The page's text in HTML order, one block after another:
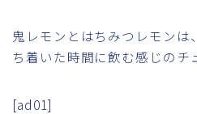
鬼レモンとはちみつレモンは
ち着いた時間に飲む感じのチ
[ad01]